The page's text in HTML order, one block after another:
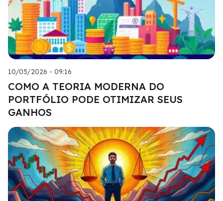
10/05/2026 - 09:16
COMO A TEORIA MODERNA DO
PORTFÓLIO PODE OTIMIZAR SEUS
GANHOS